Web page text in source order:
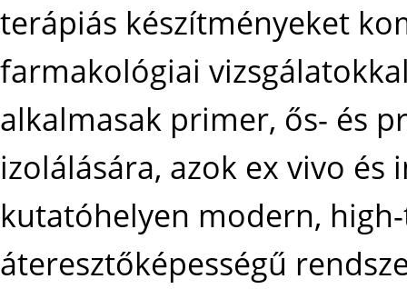
terápiás készítményeket
farmakológiai
alkalmasak primer, ős- és
izolálására, azok ex vivo
kutatóhelyen modern,
áteresztőképességű